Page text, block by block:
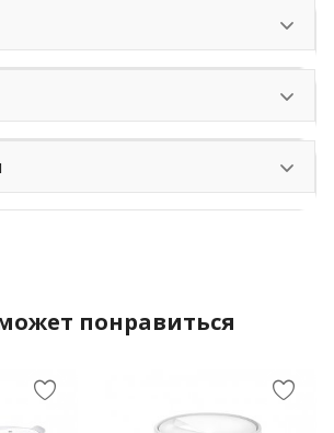
понравиться